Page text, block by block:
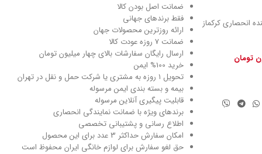
انحصاری کرکماز
تومان
ضمانت اصل بودن کالا
فقط برندهای جهانی
ارائه روزترین محصولات جهان
ضمانت 7 روزه عودت کالا
ارسال رایگان سفارشات بالای چهار میلیون تومان
خرید 100% ایمن
تحویل ۱ روزه به مشتری یا شرکت حمل و نقل در تهران
بیمه و بسته بندی ایمن مرسوله
قابلیت پیگیری آنلاین مرسوله
برندهای ویژه با ضمانت نمایندگی انحصاری
اطلاع رسانی و پشتیبانی تخصصی
امکان سفارش حداکثر 3 عدد برای این محصول
حق لغو سفارش برای لوازم خانگی ایران محفوظ است